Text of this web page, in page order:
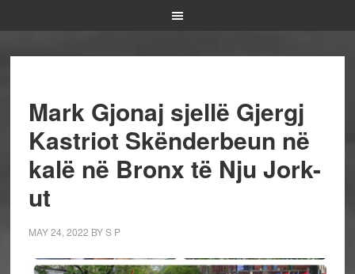
Mark Gjonaj sjellë Gjergj
Kastriot Skënderbeun në
kalë në Bronx të Nju Jork-
ut
MAY 24, 2022 BYS P